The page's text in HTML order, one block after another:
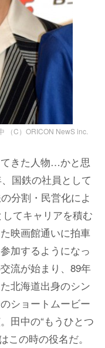
（C）ORICON NewS inc.
きた人物…かと思
国鉄の社員として
分割・民営化によ
てキャリアを積む
映画館通いに拍車
加するようになっ
流が始まり、89年
北海道出身のシン
ショートムービー
田中の“もうひとつ
この時の役名だ。